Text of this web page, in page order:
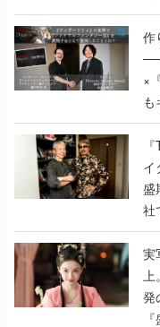
作
──
×
で
く
イ
盛
社
『
ん
実
上
発